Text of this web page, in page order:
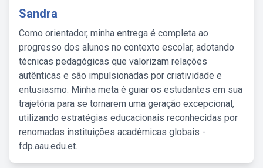
Sandra
Como orientador, minha entrega é completa ao
progresso dos alunos no contexto escolar, adotando
técnicas pedagógicas que valorizam relações
autênticas e são impulsionadas por criatividade e
entusiasmo. Minha meta é guiar os estudantes em sua
trajetória para se tornarem uma geração excepcional,
utilizando estratégias educacionais reconhecidas por
renomadas instituições acadêmicas globais -
fdp.aau.edu.et.